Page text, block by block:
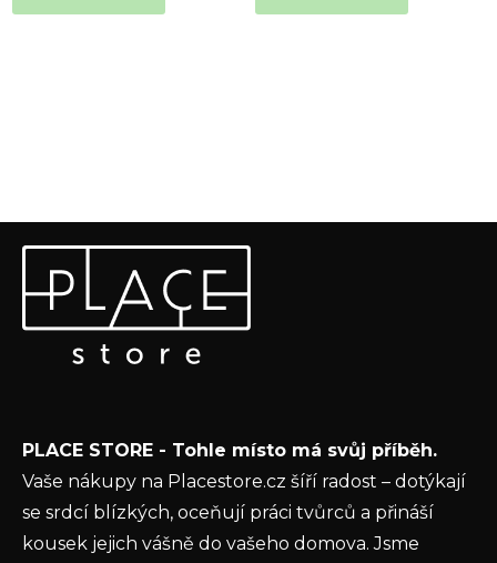
Odebírat newsletter
Vložte svůj e-mail a my vám budeme zasílat informace o
nových produktech na našem e-shopu.
ochrany osobních údajů
PŘIHLÁSIT SE
PLACE STORE - Tohle místo má svůj příběh.
Vaše nákupy na Placestore.cz šíří radost – dotýkají
se srdcí blízkých, oceňují práci tvůrců a přináší
kousek jejich vášně do vašeho domova. Jsme